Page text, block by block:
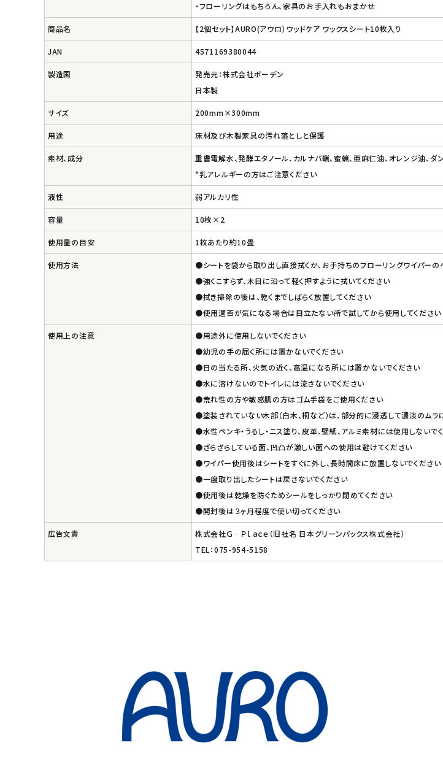
オリジナルブランド
ナチュラムーン
エコリュクス
エコメイト
ナチュラプラス
アルマウィン
アルモニベルツ
コラム・スタッフのおすすめ
アカウント情報
ようこそ ゲスト 様
・フローリングはもちろん、家具のお手入れもおまかせ
商品名 【2個セット】AURO(アウロ）ウッドケア ワックスシート10枚入り
JAN 4571169380044
製造国
発売元：株式会社ボーデン
日本製
サイズ 200mm×300mm
用途 床材及び木製家具の汚れ落としと保護
素材、成分
重曹電解水、発酵エタノール、カルナバ蝋、蜜蝋、亜麻仁油、オレンジ油、ダ
*乳アレルギーの方はご注意ください
液性 弱アルカリ性
容量 10枚×2
使用量の目安 1枚あたり約10畳
使用方法
●シートを袋から取り出し直接拭くか、お手持ちのフローリングワイパー
●強くこすらず、木目に沿って軽く押すように拭いてください
●拭き掃除の後は、乾くまでしばらく放置してください
●使用適否が気になる場合は目立たない所で試してから使用してくだ
使用上の注意
●用途外に使用しないでください
●幼児の手の届く所には置かないでください
●日の当たる所、火気の近く、高温になる所には置かないでください
●水に溶けないのでトイレには流さないでください
●荒れ性の方や敏感肌の方はゴム手袋をご使用ください
●塗装されていない木部（白木、桐など）は、部分的に浸透して濃淡のム
●水性ペンキ・うるし・ニス塗り、皮革、壁紙、アルミ素材には使用しないで
●ざらざらしている面、凹凸が激しい面への使用は避けてください
●ワイパー使用後はシートをすぐに外し、長時間床に放置しないでください
●一度取り出したシートは戻さないでください
●使用後は乾燥を防ぐためシールをしっかり閉めてください
●開封後は３ヶ月程度で使い切ってください
広告文責
株式会社Ｇ‐Ｐｌａｃｅ（旧社名 日本グリーンパックス株式会社）
TEL：075-954-5158